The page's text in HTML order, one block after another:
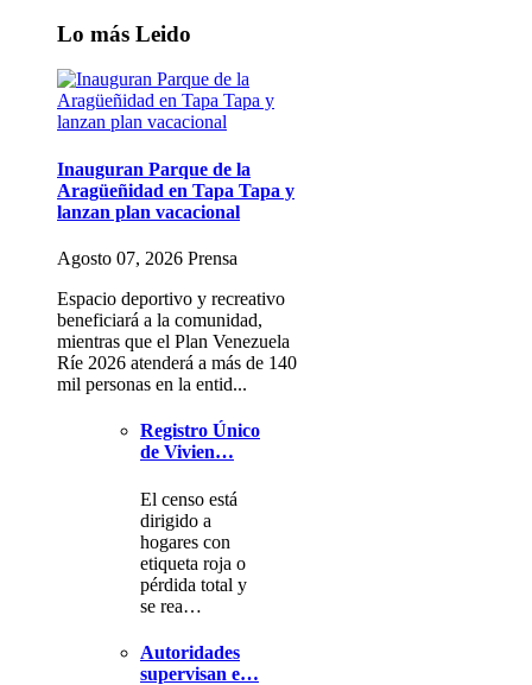
Lo más Leido
Inauguran Parque de la
Aragüeñidad en Tapa Tapa y
lanzan plan vacacional
Agosto 07, 2026 Prensa
Espacio deportivo y recreativo
beneficiará a la comunidad,
mientras que el Plan Venezuela
Ríe 2026 atenderá a más de 140
mil personas en la entid...
Registro Único
de Vivien…
El censo está
dirigido a
hogares con
etiqueta roja o
pérdida total y
se rea…
Autoridades
supervisan e…